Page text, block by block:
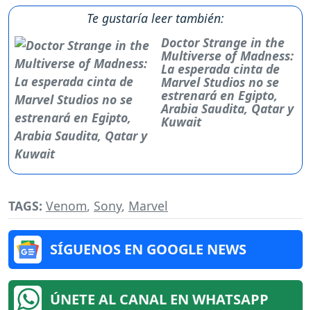
Te gustaría leer también:
Doctor Strange in the
Multiverse of Madness:
La esperada cinta de
Marvel Studios no se
estrenará en Egipto,
Arabia Saudita, Qatar y
Kuwait
TAGS: Venom, Sony, Marvel
SÍGUENOS EN GOOGLE NEWS
ÚNETE AL CANAL EN WHATSAPP